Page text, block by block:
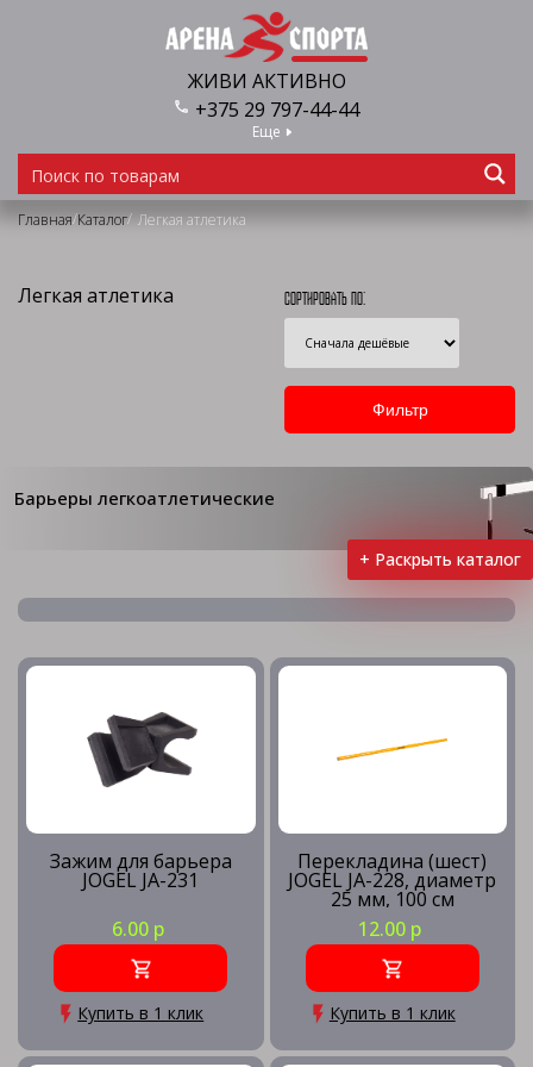
ЖИВИ АКТИВНО
+375 29 797-44-44
Еще
Главная/Каталог/ Легкая атлетика
Легкая атлетика Сортировать по:
Барьеры легкоатлетические
Для метания
Стойки и планки для прыжков в высоту
Шиповки
+ Раскрыть каталог
Зажим для барьера
JOGEL JA-231
6.00 р
Купить в 1 клик
Перекладина (шест)
JOGEL JA-228, диаметр
25 мм, 100 см
12.00 р
Купить в 1 клик